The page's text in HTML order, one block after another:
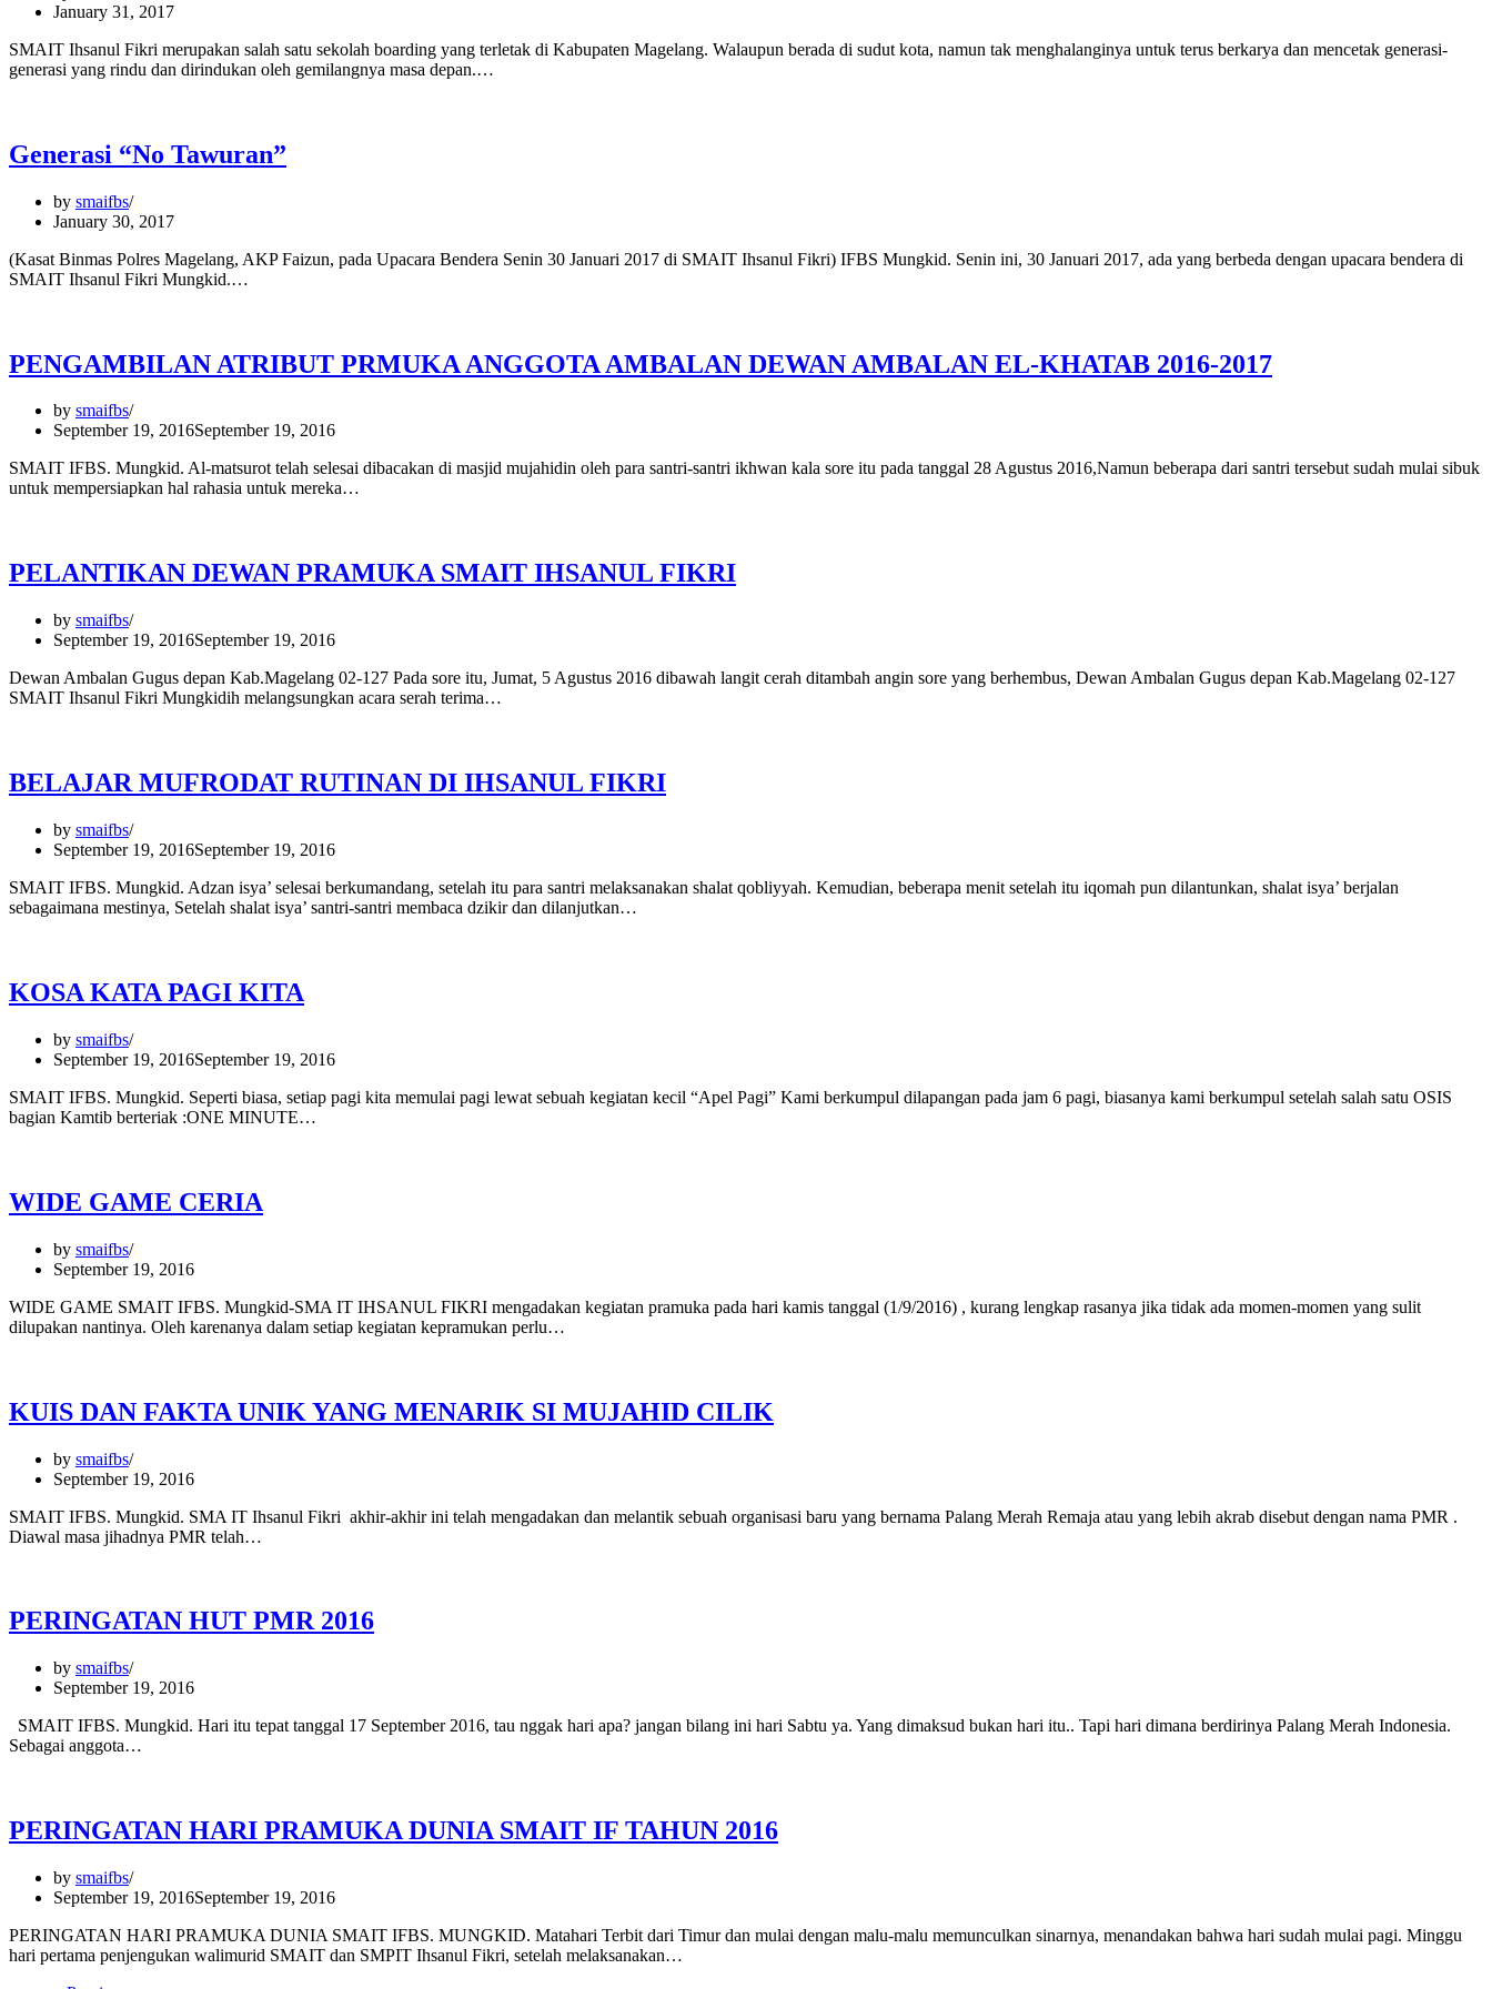
January 31, 2017
SMAIT Ihsanul Fikri merupakan salah satu sekolah boarding yang terletak di Kabupaten Magelang. Walaupun berada di sudut kota, namun tak menghalanginya untuk terus berkarya dan mencetak generasi-
generasi yang rindu dan dirindukan oleh gemilangnya masa depan.…
Generasi “No Tawuran”
by smaifbs
January 30, 2017
(Kasat Binmas Polres Magelang, AKP Faizun, pada Upacara Bendera Senin 30 Januari 2017 di SMAIT Ihsanul Fikri) IFBS Mungkid. Senin ini, 30 Januari 2017, ada yang berbeda dengan upacara bendera di
SMAIT Ihsanul Fikri Mungkid.…
PENGAMBILAN ATRIBUT PRMUKA ANGGOTA AMBALAN DEWAN AMBALAN EL-KHATAB 2016-2017
by smaifbs
September 19, 2016September 19, 2016
SMAIT IFBS. Mungkid. Al-matsurot telah selesai dibacakan di masjid mujahidin oleh para santri-santri ikhwan kala sore itu pada tanggal 28 Agustus 2016,Namun beberapa dari santri tersebut sudah mulai sibuk
untuk mempersiapkan hal rahasia untuk mereka…
PELANTIKAN DEWAN PRAMUKA SMAIT IHSANUL FIKRI
by smaifbs
September 19, 2016September 19, 2016
Dewan Ambalan Gugus depan Kab.Magelang 02-127 Pada sore itu, Jumat, 5 Agustus 2016 dibawah langit cerah ditambah angin sore yang berhembus, Dewan Ambalan Gugus depan Kab.Magelang 02-127
SMAIT Ihsanul Fikri Mungkidih melangsungkan acara serah terima…
BELAJAR MUFRODAT RUTINAN DI IHSANUL FIKRI
by smaifbs
September 19, 2016September 19, 2016
SMAIT IFBS. Mungkid. Adzan isya’ selesai berkumandang, setelah itu para santri melaksanakan shalat qobliyyah. Kemudian, beberapa menit setelah itu iqomah pun dilantunkan, shalat isya’ berjalan
sebagaimana mestinya, Setelah shalat isya’ santri-santri membaca dzikir dan dilanjutkan…
KOSA KATA PAGI KITA
by smaifbs
September 19, 2016September 19, 2016
SMAIT IFBS. Mungkid. Seperti biasa, setiap pagi kita memulai pagi lewat sebuah kegiatan kecil “Apel Pagi” Kami berkumpul dilapangan pada jam 6 pagi, biasanya kami berkumpul setelah salah satu OSIS
bagian Kamtib berteriak :ONE MINUTE…
WIDE GAME CERIA
by smaifbs
September 19, 2016
WIDE GAME SMAIT IFBS. Mungkid-SMA IT IHSANUL FIKRI mengadakan kegiatan pramuka pada hari kamis tanggal (1/9/2016) , kurang lengkap rasanya jika tidak ada momen-momen yang sulit
dilupakan nantinya. Oleh karenanya dalam setiap kegiatan kepramukan perlu…
KUIS DAN FAKTA UNIK YANG MENARIK SI MUJAHID CILIK
by smaifbs
September 19, 2016
SMAIT IFBS. Mungkid. SMA IT Ihsanul Fikri akhir-akhir ini telah mengadakan dan melantik sebuah organisasi baru yang bernama Palang Merah Remaja atau yang lebih akrab disebut dengan nama PMR .
Diawal masa jihadnya PMR telah…
PERINGATAN HUT PMR 2016
by smaifbs
September 19, 2016
SMAIT IFBS. Mungkid. Hari itu tepat tanggal 17 September 2016, tau nggak hari apa? jangan bilang ini hari Sabtu ya. Yang dimaksud bukan hari itu.. Tapi hari dimana berdirinya Palang Merah Indonesia.
Sebagai anggota…
PERINGATAN HARI PRAMUKA DUNIA SMAIT IF TAHUN 2016
by smaifbs
September 19, 2016September 19, 2016
PERINGATAN HARI PRAMUKA DUNIA SMAIT IFBS. MUNGKID. Matahari Terbit dari Timur dan mulai dengan malu-malu memunculkan sinarnya, menandakan bahwa hari sudah mulai pagi. Minggu
hari pertama penjengukan walimurid SMAIT dan SMPIT Ihsanul Fikri, setelah melaksanakan…